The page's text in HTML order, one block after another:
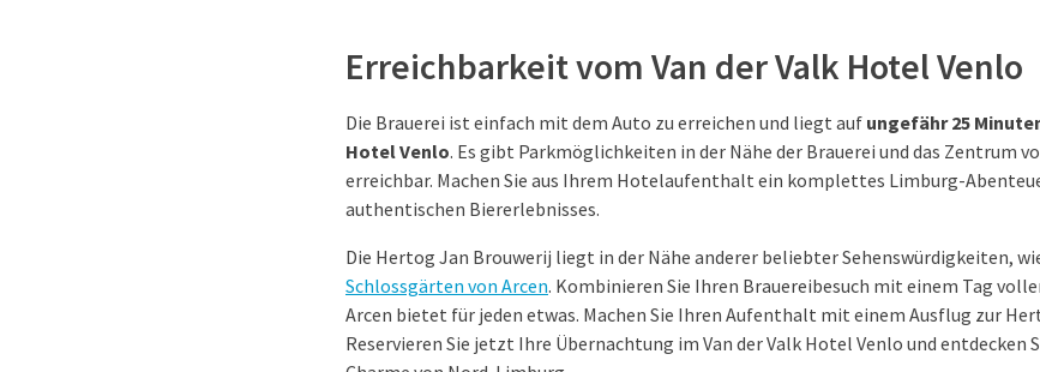
Erreichbarkeit vom Van der Valk Hotel Venlo
Die Brauerei ist einfach mit dem Auto zu erreichen und liegt auf ungefähr 25
Hotel Venlo. Es gibt Parkmöglichkeiten in der Nähe der Brauerei und das Zentrum
erreichbar. Machen Sie aus Ihrem Hotelaufenthalt ein komplettes Limburg-
authentischen Biererlebnisses.
Die Hertog Jan Brouwerij liegt in der Nähe anderer beliebter Sehenswürdigkeiten,
Schlossgärten von Arcen. Kombinieren Sie Ihren Brauereibesuch mit einem Tag
Arcen bietet für jeden etwas. Machen Sie Ihren Aufenthalt mit einem Ausflug zur
Reservieren Sie jetzt Ihre Übernachtung im Van der Valk Hotel Venlo und entdecken